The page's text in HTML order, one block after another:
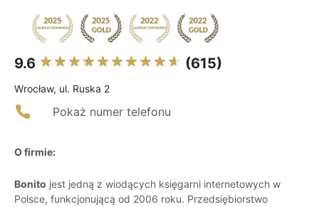
9.6 (615)
Wrocław, ul. Ruska 2
Pokaż numer telefonu
O firmie:
Bonito jest jedną z wiodących księgarni internetowych w
Polsce, funkcjonującą od 2006 roku. Przedsiębiorstwo